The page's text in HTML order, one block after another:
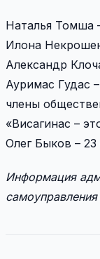
Наталья Томша
Илона
Александр
Ауримас Гудас
члены
«Висагинас –
Олег Быков – 23
Информация
самоуправления